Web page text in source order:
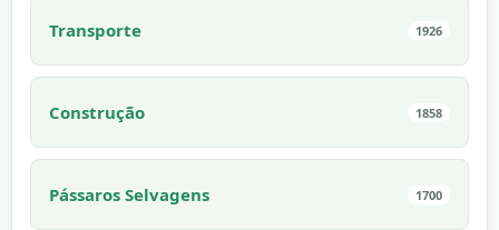
Transporte 1926
Construção 1858
Pássaros Selvagens 1700